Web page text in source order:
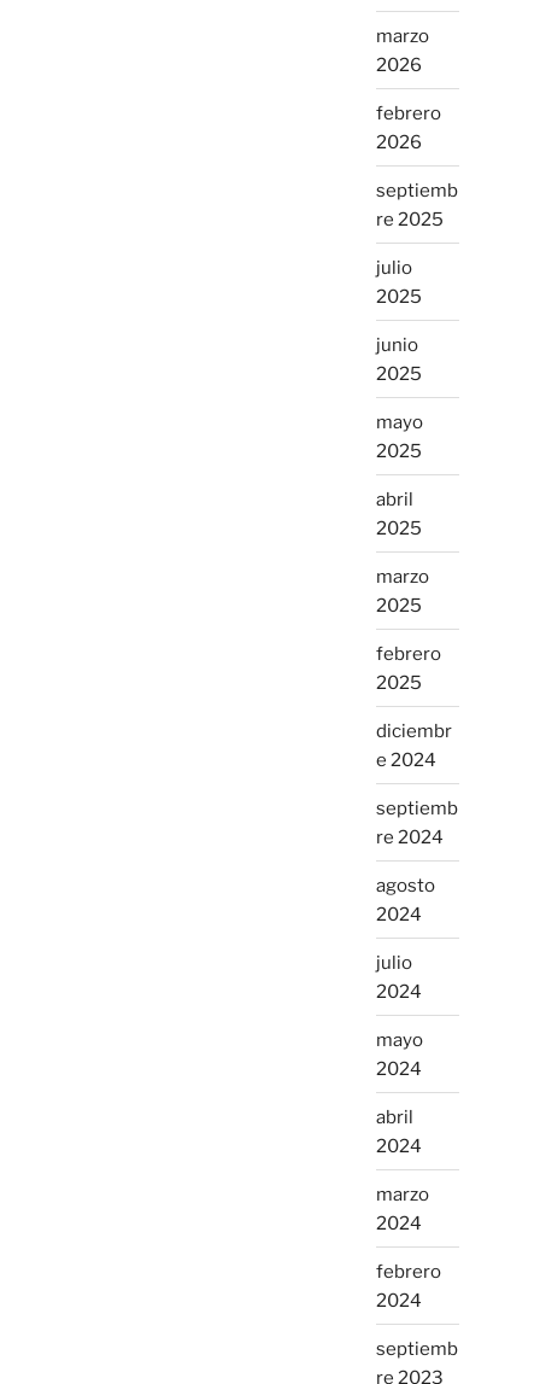
marzo
2026
febrero
2026
septiemb
re 2025
julio
2025
junio
2025
mayo
2025
abril
2025
marzo
2025
febrero
2025
diciembr
e 2024
septiemb
re 2024
agosto
2024
julio
2024
mayo
2024
abril
2024
marzo
2024
febrero
2024
septiemb
re 2023